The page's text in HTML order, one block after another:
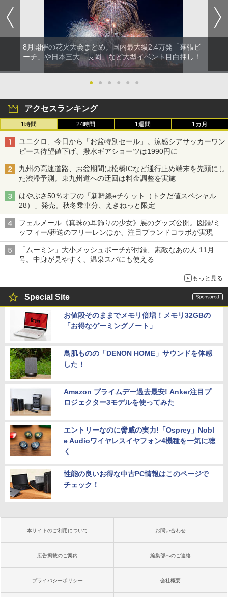
8月開催の花火大会まとめ。国内最大級2.4万発「幕張ビ
ーチ」や日本三大「長岡」など大型イベント目白押し！
● ● ● ● ● ●
アクセスランキング
1時間 24時間 1週間 1カ月
ユニクロ、今日から「お盆特別セール」。涼感シアサッカーワン
ピース待望値下げ、撥水ギアショーツは1990円に
九州の高速道路、お盆期間は松橋ICなど通行止め端末を先頭にし
た渋滞予測。東九州道への迂回は料金調整を実施
はやぶさ50％オフの「新幹線eチケット（トクだ値スペシャル
28）」発売。秋冬乗車分、えきねっと限定
フェルメール《真珠の耳飾りの少女》展のグッズ公開。図録/ミ
ッフィー/葬送のフリーレンほか、注目ブランドコラボが実現
「ムーミン」大小メッシュポーチが付録、素敵なあの人 11月
号。中身が見やすく、温泉スパにも使える
もっと見る
Special Site
お値段そのままでメモリ倍増！メモリ32GBの
「お得なゲーミングノート」
鳥肌ものの「DENON HOME」サウンドを体感
した！
Amazon プライムデー過去最安! Anker注目プ
ロジェクター3モデルを使ってみた
エントリーなのに脅威の実力!「Osprey」Nobl
e Audioワイヤレスイヤフォン4機種を一気に聴
く
性能の良いお得な中古PC情報はこのページで
チェック！
本サイトのご利用について お問い合わせ
広告掲載のご案内 編集部へのご連絡
プライバシーポリシー 会社概要